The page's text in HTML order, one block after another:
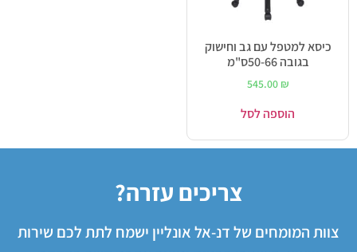
כיסא למטפל עם גב וחישוק
בגובה 50-66ס"מ
545.00 ₪
הוספה לסל
צריכים עזרה?
צוות המומחים של דנ-אל אונליין ישמח לתת לכם שירות